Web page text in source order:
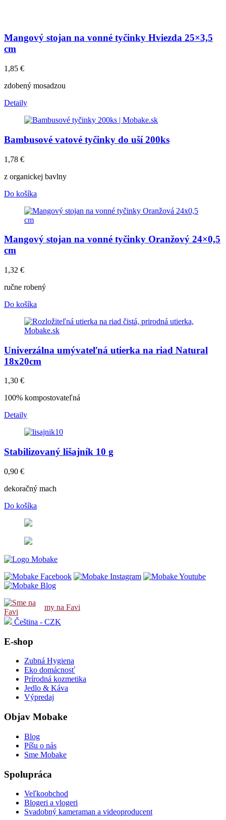
Mangový stojan na vonné tyčinky Hviezda 25×3,5
cm
1,85 €
zdobený mosadzou
Detaily
Bambusové vatové tyčinky do uší 200ks
1,78 €
z organickej bavlny
Do košíka
Mangový stojan na vonné tyčinky Oranžový 24×0,5
cm
1,32 €
ručne robený
Do košíka
Univerzálna umývateľná utierka na riad Natural
18x20cm
1,30 €
100% kompostovateľná
Detaily
Stabilizovaný lišajník 10 g
0,90 €
dekoračný mach
Do košíka
my na Favi
Čeština - CZK
E-shop
Zubná Hygiena
Eko domácnosť
Prírodná kozmetika
Jedlo & Káva
Výpredaj
Objav Mobake
Blog
Píšu o nás
Sme Mobake
Spolupráca
Veľkoobchod
Blogeri a vlogeri
Svadobný kameraman a videoproducent